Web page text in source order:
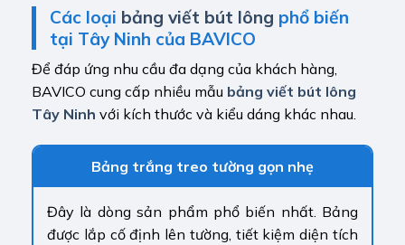
Các loại bảng viết bút lông phổ biến
tại Tây Ninh của BAVICO
Để đáp ứng nhu cầu đa dạng của khách hàng,
BAVICO cung cấp nhiều mẫu bảng viết bút lông
Tây Ninh với kích thước và kiểu dáng khác nhau.
Bảng trắng treo tường gọn nhẹ
Đây là dòng sản phẩm phổ biến nhất. Bảng
được lắp cố định lên tường, tiết kiệm diện tích